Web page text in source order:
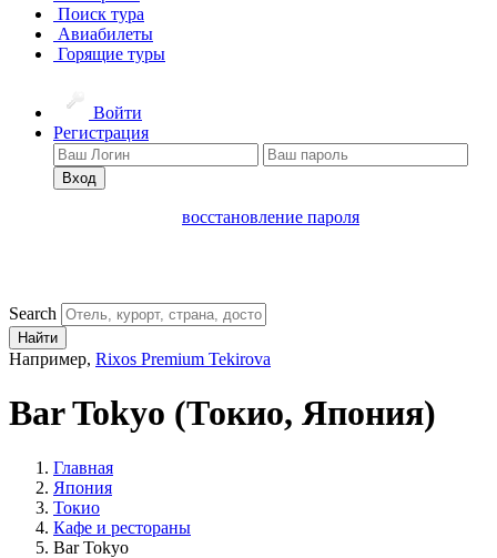
Поиск тура
Авиабилеты
Горящие туры
Войти
Регистрация
Вход
восстановление пароля
Search
Найти
Например, Rixos Premium Tekirova
Bar Tokyo (Токио, Япония)
Главная
Япония
Токио
Кафе и рестораны
Bar Tokyo